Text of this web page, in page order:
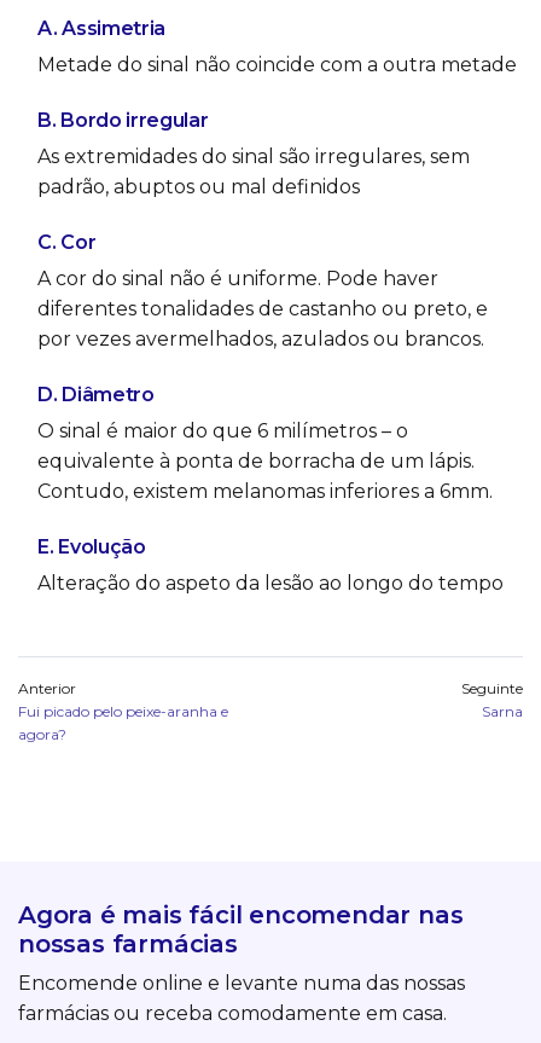
A. Assimetria
Metade do sinal não coincide com a outra metade
B. Bordo irregular
As extremidades do sinal são irregulares, sem
padrão, abuptos ou mal definidos
C. Cor
A cor do sinal não é uniforme. Pode haver
diferentes tonalidades de castanho ou preto, e
por vezes avermelhados, azulados ou brancos.
D. Diâmetro
O sinal é maior do que 6 milímetros – o
equivalente à ponta de borracha de um lápis.
Contudo, existem melanomas inferiores a 6mm.
E. Evolução
Alteração do aspeto da lesão ao longo do tempo
Anterior
Fui picado pelo peixe-aranha e
agora?
Seguinte
Sarna
Agora é mais fácil encomendar nas
nossas farmácias
Encomende online e levante numa das nossas
farmácias ou receba comodamente em casa.